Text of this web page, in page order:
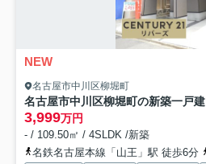
NEW
名古屋市中川区柳堀町
名古屋市中川区柳堀町の新築一戸建
3,999万円
- / 109.50㎡ / 4SLDK /新築
名鉄名古屋本線「山王」駅 徒歩6分